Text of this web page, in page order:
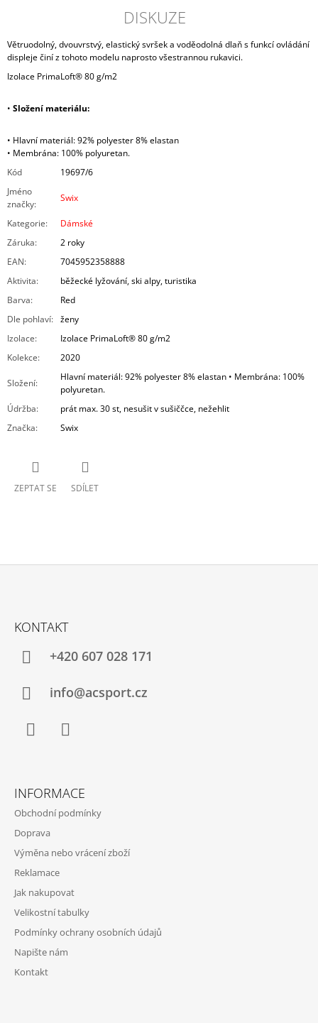
DISKUZE
Větruodolný, dvouvrstvý, elastický svršek a voděodolná dlaň s funkcí ovládání
displeje činí z tohoto modelu naprosto všestrannou rukavici.
Izolace PrimaLoft® 80 g/m2
• Složení materiálu:
• Hlavní materiál: 92% polyester 8% elastan
• Membrána: 100% polyuretan.
Kód
19697/6
Jméno
značky:
Swix
Kategorie:
Dámské
Záruka:
2 roky
EAN:
7045952358888
Aktivita:
běžecké lyžování, ski alpy, turistika
Barva:
Red
Dle pohlaví: ženy
Izolace:
Izolace PrimaLoft® 80 g/m2
Kolekce: 2020
Složení:
Hlavní materiál: 92% polyester 8% elastan • Membrána: 100%
polyuretan.
Údržba:
prát max. 30 st, nesušit v sušiččce, nežehlit
Značka: Swix
ZEPTAT SE SDÍLET
KONTAKT
+420 607 028 171
info@acsport.cz
INFORMACE
Obchodní podmínky
Doprava
Výměna nebo vrácení zboží
Reklamace
Jak nakupovat
Velikostní tabulky
Podmínky ochrany osobních údajů
Napište nám
Kontakt